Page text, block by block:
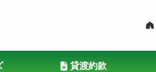
貸渡約款